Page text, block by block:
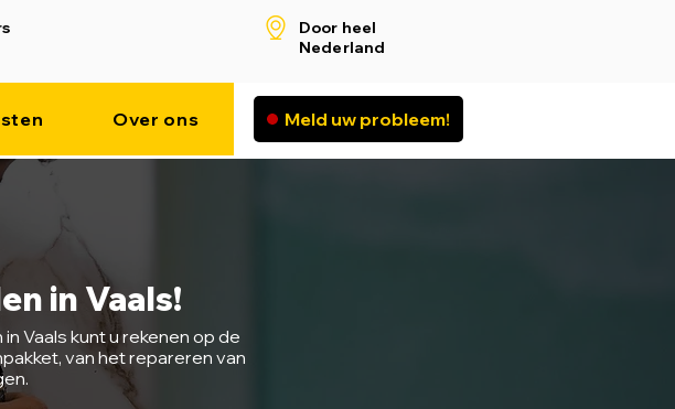
Door heel
Nederland
Over ons Meld uw probleem!
in Vaals!
Vaals kunt u rekenen op de
van het repareren van